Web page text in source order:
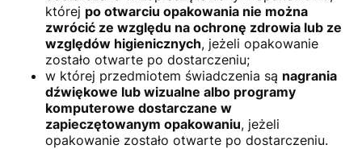
której po otwarciu opakowania nie można
zwrócić ze względu na ochronę zdrowia lub ze
względów higienicznych, jeżeli opakowanie
zostało otwarte po dostarczeniu;
w której przedmiotem świadczenia są nagrania
dźwiękowe lub wizualne albo programy
komputerowe dostarczane w
zapieczętowanym opakowaniu, jeżeli
opakowanie zostało otwarte po dostarczeniu.